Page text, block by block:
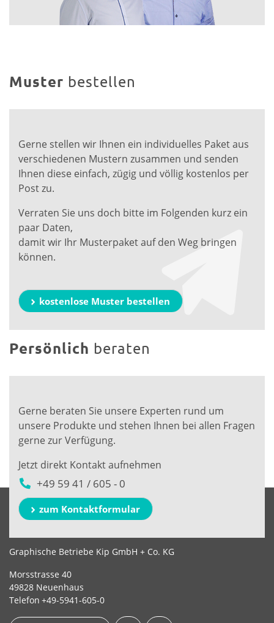
Muster bestellen
Gerne stellen wir Ihnen ein individuelles Paket aus
verschiedenen Mustern zusammen und senden
Ihnen diese einfach, zügig und völlig kostenlos per
Post zu.
Verraten Sie uns doch bitte im Folgenden kurz ein
paar Daten,
damit wir Ihr Musterpaket auf den Weg bringen
können.
kostenlose Muster bestellen
Persönlich beraten
Gerne beraten Sie unsere Experten rund um
unsere Produkte und stehen Ihnen bei allen Fragen
gerne zur Verfügung.
Jetzt direkt Kontakt aufnehmen
+49 59 41 / 605 - 0
zum Kontaktformular
Graphische Betriebe Kip GmbH + Co. KG
Morsstrasse 40
49828 Neuenhaus
Telefon +49-5941-605-0